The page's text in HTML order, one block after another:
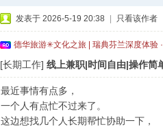
发表于 2026-5-19 20:38 只看该作者
德华旅游✳文化之旅 | 瑞典芬兰深度体验
[长期工作] 线上兼职|时间自由|操作简
最近事情有点多，
一个人有点忙不过来了。
这边想找几个人长期帮忙协助一下，